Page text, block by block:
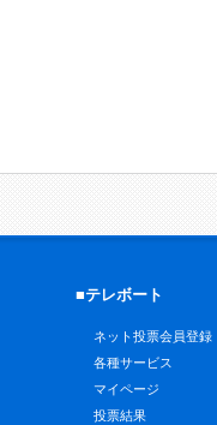
■テレボート
ネット投票会員登録
各種サービス
マイページ
投票結果